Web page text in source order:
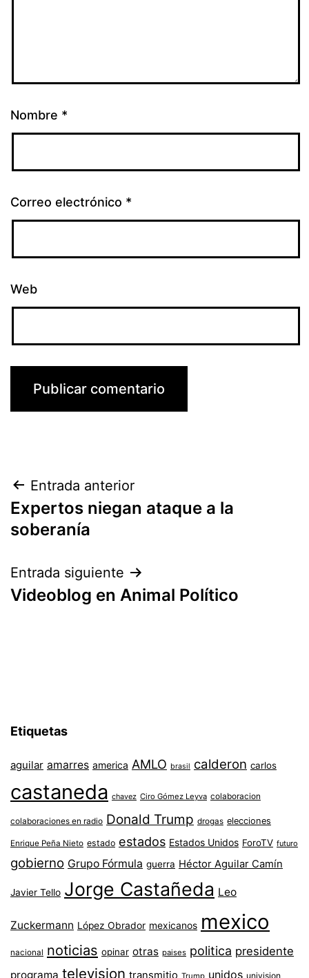
Nombre *
Correo electrónico *
Web
Navegación
de
Entrada anterior
Expertos niegan ataque a la
soberanía
Entrada siguiente
Videoblog en Animal Político
Etiquetas
aguilar amarres america AMLO brasil calderon carlos
castaneda chavez Ciro Gómez Leyva colaboracion
colaboraciones en radio Donald Trump drogas elecciones
Enrique Peña Nieto estado estados Estados Unidos ForoTV futuro
gobierno Grupo Fórmula guerra Héctor Aguilar Camín
Javier Tello Jorge Castañeda Leo
Zuckermann López Obrador mexicanos mexico
nacional noticias opinar otras paises politica presidente
programa television unidos univision